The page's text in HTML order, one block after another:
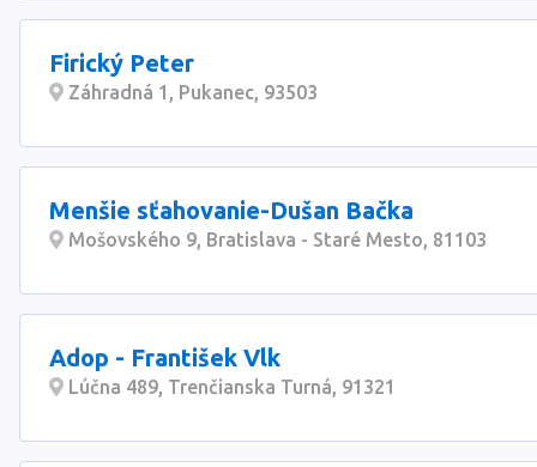
Firický Peter
Záhradná 1, Pukanec, 93503
Menšie sťahovanie-Dušan Bačka
Mošovského 9, Bratislava - Staré Mesto, 81103
Adop - František Vlk
Lúčna 489, Trenčianska Turná, 91321